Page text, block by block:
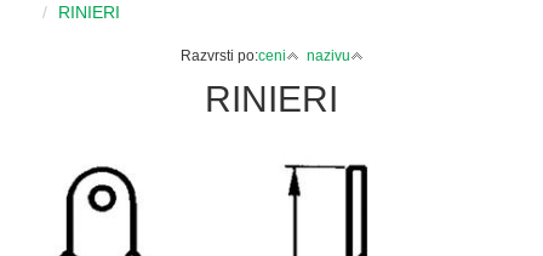
RINIERI
Razvrsti po:ceni nazivu
RINIERI